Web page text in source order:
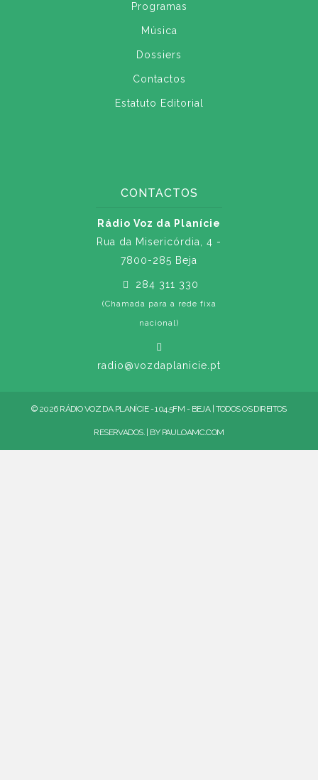
Programas
Música
Dossiers
Contactos
Estatuto Editorial
CONTACTOS
Rádio Voz da Planície
Rua da Misericórdia, 4 -
7800-285 Beja
284 311 330
(Chamada para a rede fixa
nacional)
radio@vozdaplanicie.pt
© 2026 RÁDIO VOZ DA PLANÍCIE - 104.5FM - BEJA | TODOS OS DIREITOS
RESERVADOS. | BY PAULOAMC.COM